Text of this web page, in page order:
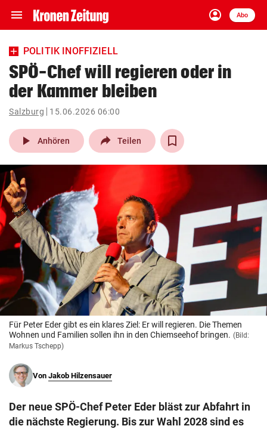
menu Navigation
ein-/ausklappen
account_circle
Anmelden
Abo
close Schließen
account_circle Anmelden
pin_drop
Wien arrow_right
bookmark
search
Suchbegriff
eingeben
© Krone Multimedia GmbH & Co KG 2026
Muthgasse 2, 1190 Wien
POLITIK INOFFIZIELL
SPÖ-Chef will regieren oder in
der Kammer bleiben
Salzburg 15.06.2026 06:00
play_arrow Anhören Teilen
Für Peter Eder gibt es ein klares Ziel: Er will regieren. Die Themen
Wohnen und Familien sollen ihn in den Chiemseehof bringen. (Bild:
Markus Tschepp)
Von Jakob Hilzensauer
Der neue SPÖ-Chef Peter Eder bläst zur Abfahrt in
die nächste Regierung. Bis zur Wahl 2028 sind es